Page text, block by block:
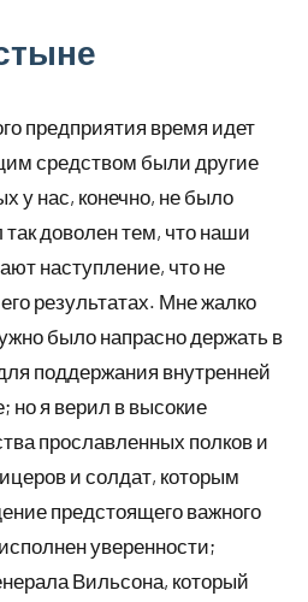
предприятия время идет
средством были другие
у нас, конечно, не было
доволен тем, что наши
наступление, что не
результатах. Мне жалко
было напрасно держать в
поддержания внутренней
но я верил в высокие
прославленных полков и
и солдат, которым
предстоящего важного
уверенности;
Вильсона, который